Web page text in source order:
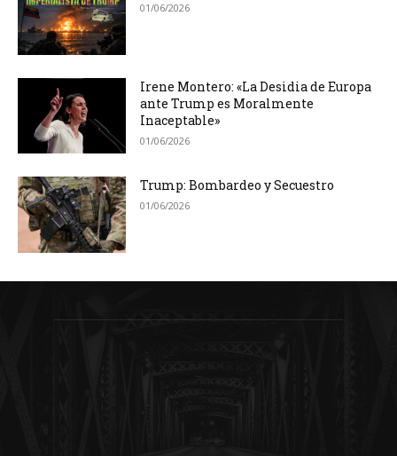
01/06/2026
Irene Montero: «La Desidia de Europa
ante Trump es Moralmente
Inaceptable»
01/06/2026
Trump: Bombardeo y Secuestro
01/06/2026